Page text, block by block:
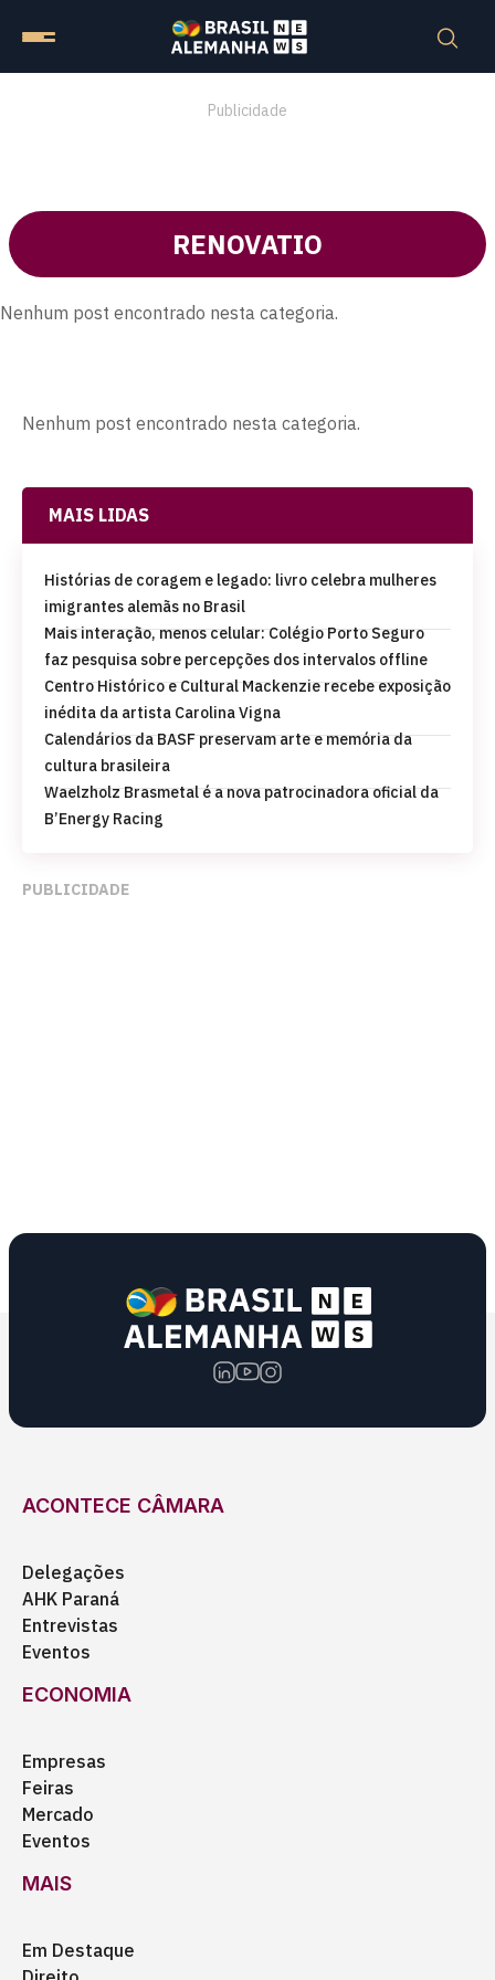
Publicidade
RENOVATIO
Nenhum post encontrado nesta categoria.
Nenhum post encontrado nesta categoria.
MAIS LIDAS
Histórias de coragem e legado: livro celebra mulheres
imigrantes alemãs no Brasil
Mais interação, menos celular: Colégio Porto Seguro
faz pesquisa sobre percepções dos intervalos offline
Centro Histórico e Cultural Mackenzie recebe exposição
inédita da artista Carolina Vigna
Calendários da BASF preservam arte e memória da
cultura brasileira
Waelzholz Brasmetal é a nova patrocinadora oficial da
B’Energy Racing
PUBLICIDADE
ACONTECE CÂMARA
Delegações
AHK Paraná
Entrevistas
Eventos
ECONOMIA
Empresas
Feiras
Mercado
Eventos
MAIS
Em Destaque